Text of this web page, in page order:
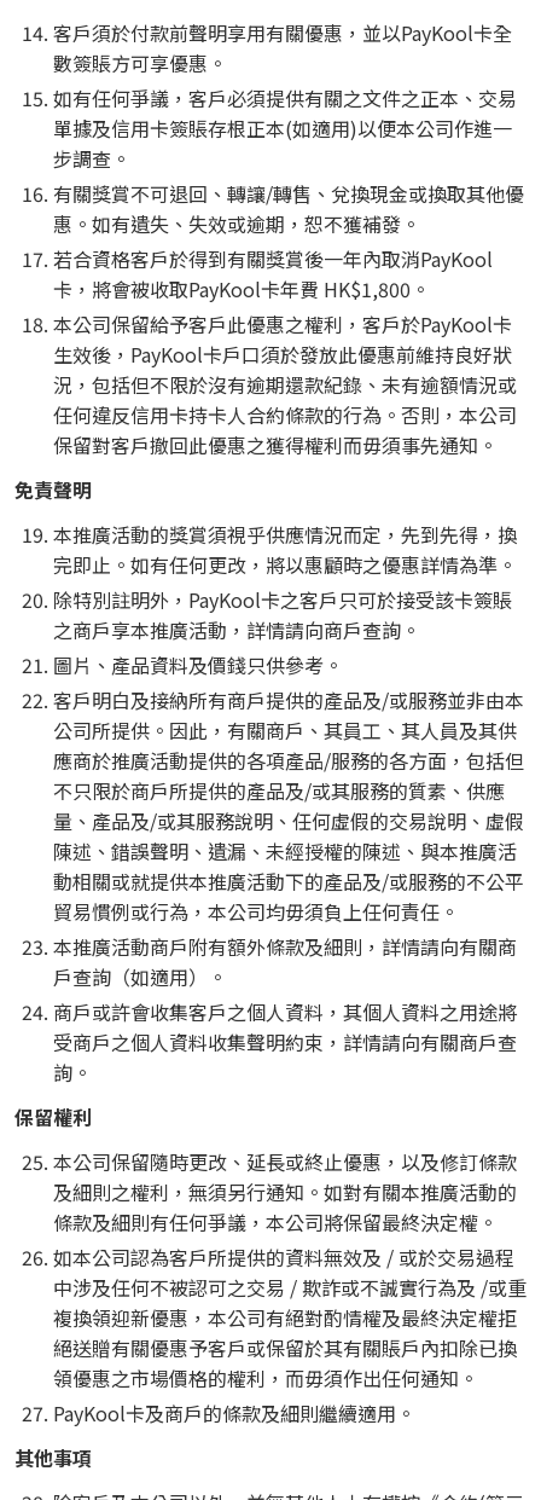
客戶須於付款前聲明享用有關優惠，並以PayKool卡全
數簽賬方可享優惠。
如有任何爭議，客戶必須提供有關之文件之正本、交易
單據及信用卡簽賬存根正本(如適用)以便本公司作進一
步調查。
有關獎賞不可退回、轉讓/轉售、兌換現金或換取其他優
惠。如有遺失、失效或逾期，恕不獲補發。
若合資格客戶於得到有關獎賞後一年內取消PayKool
卡，將會被收取PayKool卡年費 HK$1,800。
本公司保留給予客戶此優惠之權利，客戶於PayKool卡
生效後，PayKool卡戶口須於發放此優惠前維持良好狀
況，包括但不限於沒有逾期還款紀錄、未有逾額情況或
任何違反信用卡持卡人合約條款的行為。否則，本公司
保留對客戶撤回此優惠之獲得權利而毋須事先通知。
免責聲明
本推廣活動的獎賞須視乎供應情況而定，先到先得，換
完即止。如有任何更改，將以惠顧時之優惠詳情為準。
除特別註明外，PayKool卡之客戶只可於接受該卡簽賬
之商戶享本推廣活動，詳情請向商戶查詢。
圖片、產品資料及價錢只供參考。
客戶明白及接納所有商戶提供的產品及/或服務並非由本
公司所提供。因此，有關商戶、其員工、其人員及其供
應商於推廣活動提供的各項產品/服務的各方面，包括但
不只限於商戶所提供的產品及/或其服務的質素、供應
量、產品及/或其服務說明、任何虛假的交易說明、虛假
陳述、錯誤聲明、遺漏、未經授權的陳述、與本推廣活
動相關或就提供本推廣活動下的產品及/或服務的不公平
貿易慣例或行為，本公司均毋須負上任何責任。
本推廣活動商戶附有額外條款及細則，詳情請向有關商
戶查詢（如適用）。
商戶或許會收集客戶之個人資料，其個人資料之用途將
受商戶之個人資料收集聲明約束，詳情請向有關商戶查
詢。
保留權利
本公司保留隨時更改、延長或終止優惠，以及修訂條款
及細則之權利，無須另行通知。如對有關本推廣活動的
條款及細則有任何爭議，本公司將保留最終決定權。
如本公司認為客戶所提供的資料無效及 / 或於交易過程
中涉及任何不被認可之交易 / 欺詐或不誠實行為及 /或重
複換領迎新優惠，本公司有絕對酌情權及最終決定權拒
絕送贈有關優惠予客戶或保留於其有關賬戶內扣除已換
領優惠之市場價格的權利，而毋須作出任何通知。
PayKool卡及商戶的條款及細則繼續適用。
其他事項